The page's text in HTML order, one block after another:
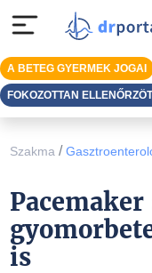
Szakma /
is
A BETEG GYERMEK JOGAI
FOKOZOTTAN